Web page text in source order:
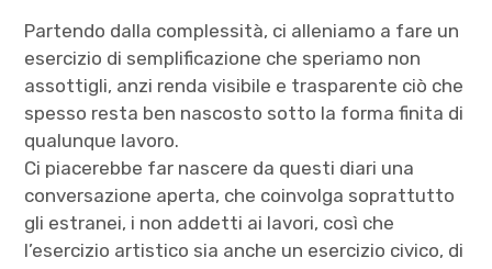
Partendo dalla complessità, ci alleniamo a fare un
esercizio di semplificazione che speriamo non
assottigli, anzi renda visibile e trasparente ciò che
spesso resta ben nascosto sotto la forma finita di
qualunque lavoro.
Ci piacerebbe far nascere da questi diari una
conversazione aperta, che coinvolga soprattutto
gli estranei, i non addetti ai lavori, così che
l’esercizio artistico sia anche un esercizio civico, di